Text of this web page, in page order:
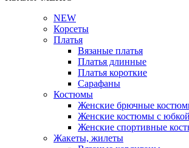
NEW
Корсеты
Платья
Вязаные платья
Платья длинные
Платья короткие
Сарафаны
Костюмы
Женские брючные
Женские костюмы с юбкой
Женские спортивные
Жакеты, жилеты